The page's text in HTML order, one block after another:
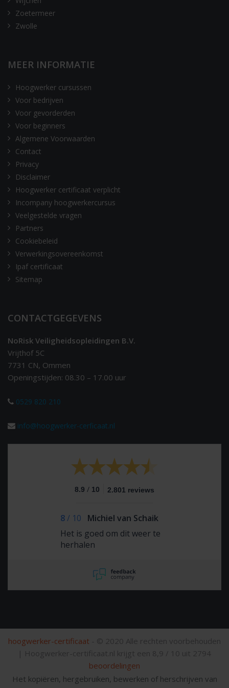
Zoetermeer
Zwolle
MEER INFORMATIE
Hoogwerker cursussen
Voor bedrijven
Voor gevorderden
Voor beginners
Algemene Voorwaarden
Contact
Privacy
Disclaimer
Hoogwerker certificaat verplicht
Incompany hoogwerkercursus
Veelgestelde vragen
Partners
Cookiebeleid
Verwerkingsovereenkomst
Ipaf certificaat
Sitemap
CONTACTGEGEVENS
NoRisk Veiligheidsopleidingen B.V.
Vrijthof 5C
7731 CN, Ommen
Openingstijden: 08.30 – 17.00 uur
0529 820 210
info@hoogwerker-cerficaat.nl
8.9 / 10 2.801 reviews
8/ 10
Michiel van Schaik
Het is goed om dit weer te
herhalen
hoogwerker-certificaat - © 2020 Alle rechten voorbehouden
| Hoogwerker-certificaat.nl krijgt een 8,9 / 10 uit 2794
beoordelingen
Het kopiëren, hergebruiken, bewerken of herschrijven van